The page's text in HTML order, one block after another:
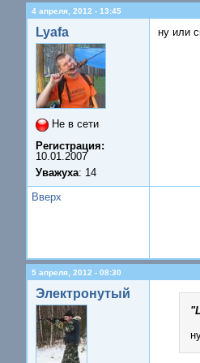
4 апреля, 2012 - 13:45
Lyafa
Не в сети
Регистрация:
10.01.2007
Уважуха: 14
ну или
Вверх
5 апреля, 2012 - 08:30
Электронутый